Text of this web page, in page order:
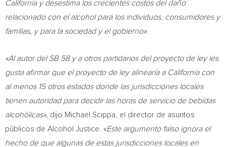
Californiay desestima los crecientes costos del daño
relacionado con el alcohol para los individuos, consumidores y
familias, y para la sociedad y el gobierno».
«Al autor del SB 58 y a otros partidarios del proyecto de ley les
gusta afirmar que el proyecto de ley alinearía a Californiacon
al menos 15 otros estados donde las jurisdicciones locales
tienen autoridad para decidir las horas de servicio de bebidas
alcohólicas», dijo Michael Scippa, el director de asuntos
públicos de Alcohol Justice. «Este argumento falso ignora el
hecho de que algunas de estas jurisdicciones locales en